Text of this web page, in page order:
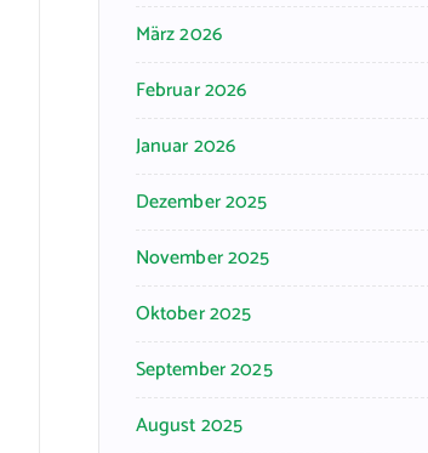
März 2026
Februar 2026
Januar 2026
Dezember 2025
November 2025
Oktober 2025
September 2025
August 2025